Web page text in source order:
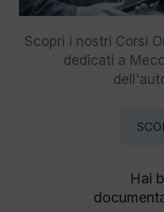
Scopri i nostri Corsi
dedicati a
Hai